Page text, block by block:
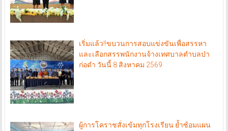
เริ่มแล้ว!!ขบวนการสอบแข่งขันเพื่อสรรหา
และเลือกสรรพนักงานจ้างเทศบาลตำบลป่า
ก่อดำ วันนี้ 8 สิงหาคม 2569
ผู้การโคราชสั่งเข้มทุกโรงเรียน ย้ำซ้อมแผน